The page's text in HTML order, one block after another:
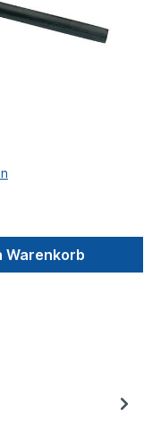
Warenkorb